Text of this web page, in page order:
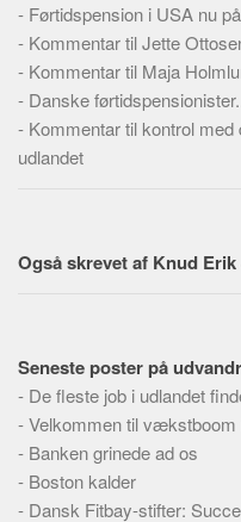
Social sikring og sundhed
Transport
Alle
Aspekter
Jura og regler
Alle
Meta
Dokumenttyper
- Førtidspension i USA nu
- Kommentar til Jette
- Kommentar til Maja
- Danske
- Kommentar til kontrol
udlandet
Også skrevet af Knud Erik
Seneste poster på
- De fleste job i udlandet
-Velkommen til vækstboom
- Banken grinede ad os
- Boston kalder
- Dansk Fitbay-stifter: